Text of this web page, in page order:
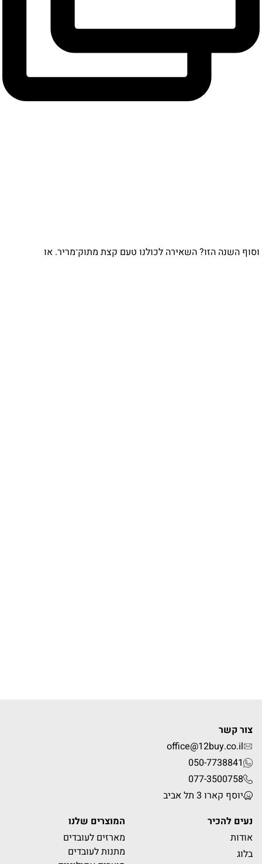
וסוף השנה הזו? השאירה לכולנו טעם קצת מתוק־מריר. או
צור קשר
office@12buy.co.il
050-7738841
077-3500758
יוסף קארו 3 תל אביב
נעים להכיר
אודות
בלוג
המוצרים שלנו
מארזים לעובדים
מתנות לעובדים